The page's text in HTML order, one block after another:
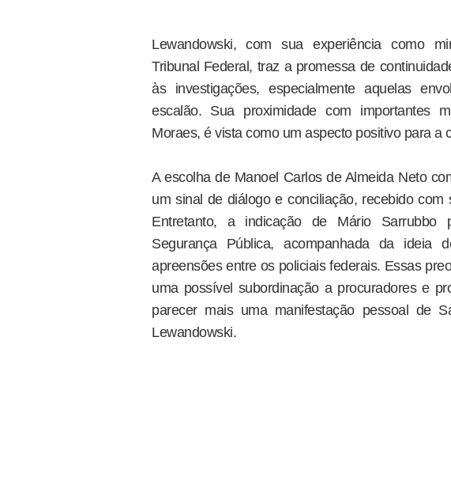
Lewandowski, com sua experiência como
Tribunal Federal, traz a promessa de
às investigações, especialmente aquelas
escalão. Sua proximidade com importantes
Moraes, é vista como um aspecto positivo para a
A escolha de Manoel Carlos de Almeida Neto
um sinal de diálogo e conciliação, recebido com
Entretanto, a indicação de Mário Sarrubbo
Segurança Pública, acompanhada da ideia
apreensões entre os policiais federais. Essas
uma possível subordinação a procuradores e
parecer mais uma manifestação pessoal de
Lewandowski.